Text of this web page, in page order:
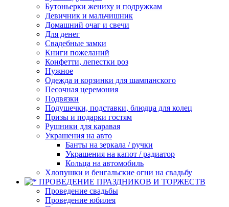
Бутоньерки жениху и подружкам
Девичник и мальчишник
Домашний очаг и свечи
Для денег
Свадебные замки
Книги пожеланий
Конфетти, лепестки роз
Нужное
Одежда и корзинки для шампанского
Песочная церемония
Подвязки
Подушечки, подставки, блюдца для колец
Призы и подарки гостям
Рушники для каравая
Украшения на авто
Банты на зеркала / ручки
Украшения на капот / радиатор
Кольца на автомобиль
Хлопушки и бенгальские огни на свадьбу
ПРОВЕДЕНИЕ ПРАЗДНИКОВ И ТОРЖЕСТВ
Проведение свадьбы
Проведение юбилея